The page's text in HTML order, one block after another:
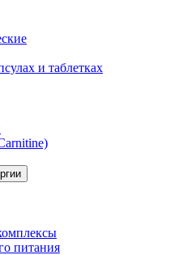
и таблетках
питания